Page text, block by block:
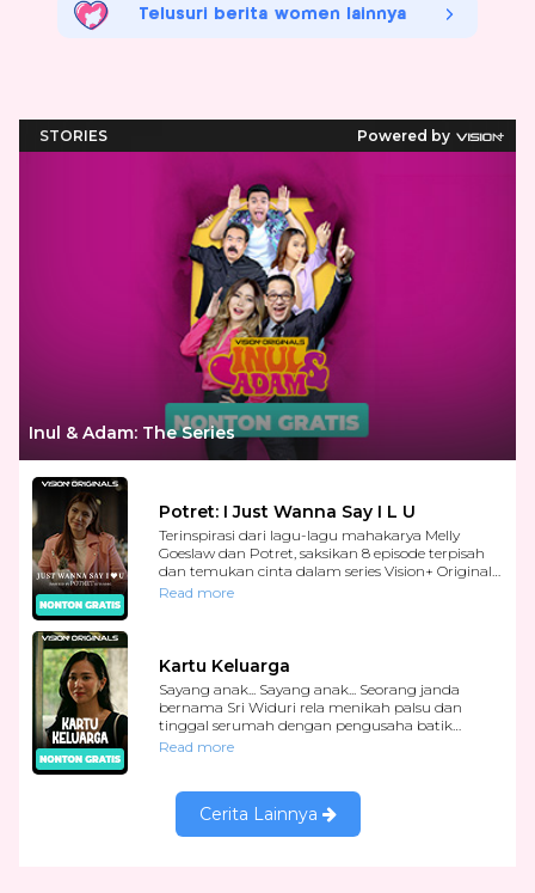
Telusuri berita women lainnya